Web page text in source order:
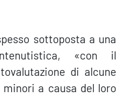
sottoposta a una
«con il
di alcune
a causa del loro